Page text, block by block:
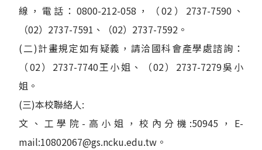
線，電話：0800-212-058，（02）2737-7590、
（02）2737-7591、（02）2737-7592。
(二)計畫規定如有疑義，請洽國科會產學處諮詢：
（02）2737-7740王小姐、（02）2737-7279吳小
姐。
(三)本校聯絡人:
文、工學院-高小姐，校內分機:50945，E-
mail:10802067@gs.ncku.edu.tw。